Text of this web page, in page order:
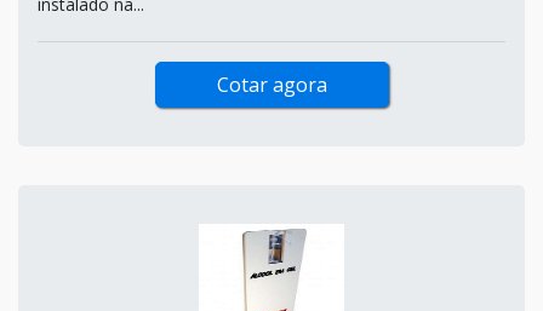
Cotar agora